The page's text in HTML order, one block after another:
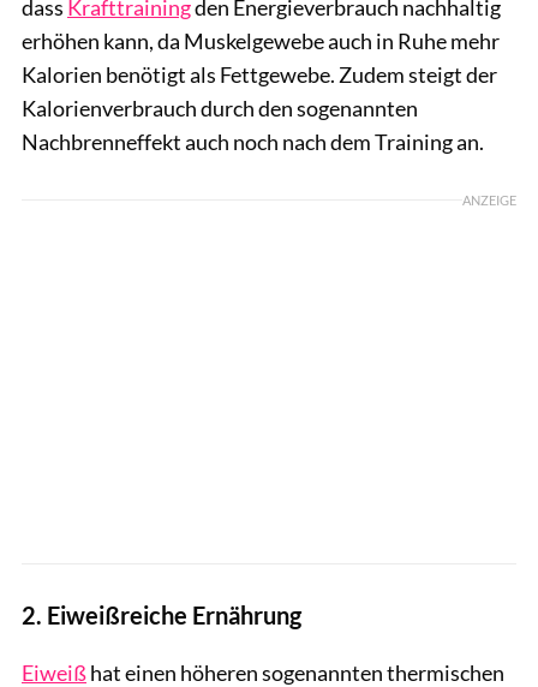
dass Krafttrainingden Energieverbrauch nachhaltig
erhöhen kann, da Muskelgewebe auch in Ruhe mehr
Kalorien benötigt als Fettgewebe. Zudem steigt der
Kalorienverbrauch durch den sogenannten
Nachbrenneffekt auch noch nach dem Training an.
ANZEIGE
2. Eiweißreiche Ernährung
Eiweißhat einen höheren sogenannten thermischen